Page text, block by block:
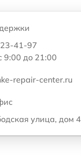
41-97
9:00 до 21:00
repair-center.ru
улица, дом 4